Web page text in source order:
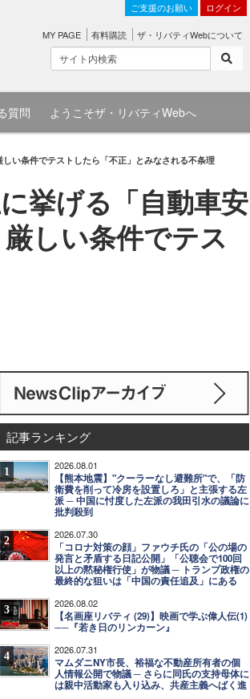
ご支援のお願い ログイン
MY PAGE 有料購読 ザ・リバティWebについて
質問 ようこそザ・リバティWebへ
い条件でテストしたら「不正」とみなされる不条理
挙げる「自動車安
しい条件でテス
記事ランキング
1 2026.08.01
【熊本地震】"クーラーなし避難所"で、「防
衛費を削って冷房を設置しろ」と主張する左
派 ─ 中国に忖度した左派の我田引水の議論に
批判殺到
2 2026.07.30
「コロナ対策の顔」ファウチ氏の「公の場の
発言と矛盾する日記公開」「公聴会で100回
以上の黙秘権行使」が物議 ─ トランプ政権の
最終的な狙いは「中国の責任追及」にある
3 2026.08.02
【名画座リバティ (29)】映画で学ぶ偉人伝(1)
──『若き日のリンカーン』
4 2026.07.31
マムダニNY市長、裕福な不動産所有者の個
人情報公開で物議 ─ さらに同氏の支持母体に
は親中活動家も入り込み、共産主義へばく進